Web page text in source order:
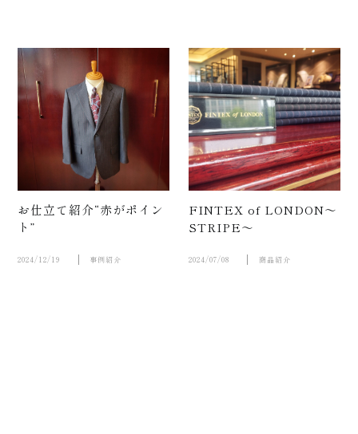
紹介動
お仕立て紹介“赤がポイン
ト”
2024/12/19 事例紹介
FINTEX of LONDON～
STRIPE～
2024/07/08 商品紹介